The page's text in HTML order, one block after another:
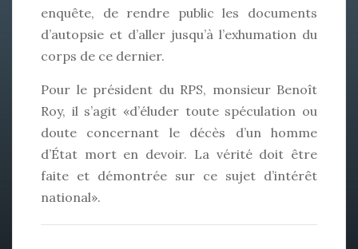
enquête, de rendre public les documents
d’autopsie et d’aller jusqu’à l’exhumation du
corps de ce dernier.
Pour le président du RPS, monsieur Benoît
Roy, il s’agit «d’éluder toute spéculation ou
doute concernant le décès d’un homme
d’État mort en devoir. La vérité doit être
faite et démontrée sur ce sujet d’intérêt
national».